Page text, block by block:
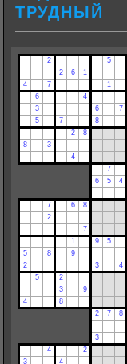
ТРУДНЫЙ